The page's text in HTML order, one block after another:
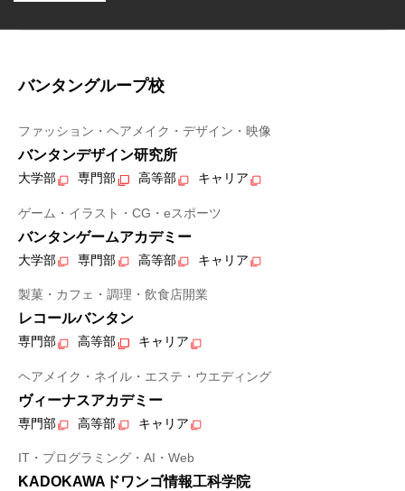
バンタングループ校
ファッション・ヘアメイク・デザイン・映像
バンタンデザイン研究所
大学部 専門部 高等部 キャリア
ゲーム・イラスト・CG・eスポーツ
バンタンゲームアカデミー
大学部 専門部 高等部 キャリア
製菓・カフェ・調理・飲食店開業
レコールバンタン
専門部 高等部 キャリア
ヘアメイク・ネイル・エステ・ウエディング
ヴィーナスアカデミー
専門部 高等部 キャリア
IT・プログラミング・AI・Web
KADOKAWAドワンゴ情報工科学院